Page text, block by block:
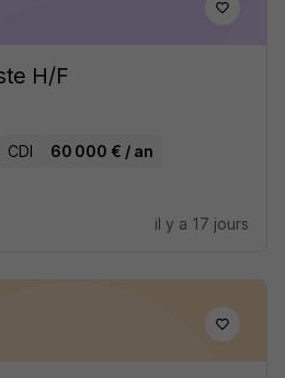
H/F
CDI 60 000 € / an
il y a 17 jours